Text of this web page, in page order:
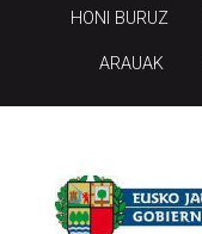
HONI BURUZ
ARAUAK